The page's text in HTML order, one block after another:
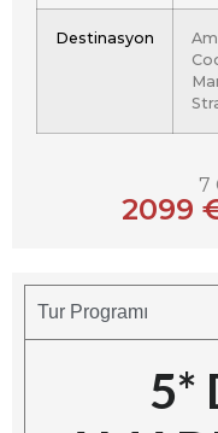
Destinasyon
7
2099
Tur Programı
5*